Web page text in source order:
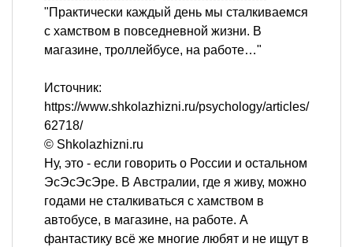
"Практически каждый день мы сталкиваемся
с хамством в повседневной жизни. В
магазине, троллейбусе, на работе…"
Источник:
https://www.shkolazhizni.ru/psychology/articles/
62718/
© Shkolazhizni.ru
Ну, это - если говорить о России и остальном
ЭсЭсЭсЭре. В Австралии, где я живу, можно
годами не сталкиваться с хамством в
автобусе, в магазине, на работе. А
фантастику всё же многие любят и не ищут в